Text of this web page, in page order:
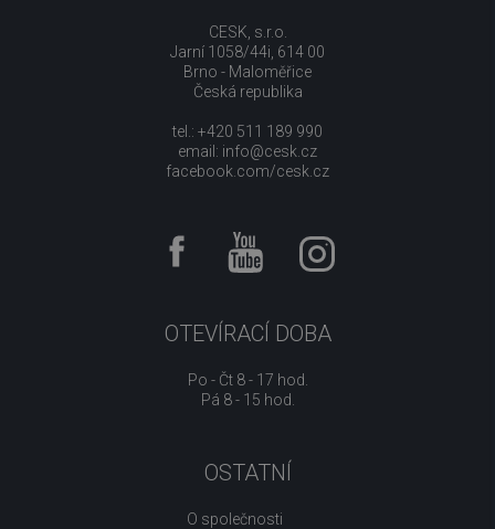
CESK, s.r.o.
Jarní 1058/44i, 614 00
Brno - Maloměřice
Česká republika
tel.: +420 511 189 990
email: info@cesk.cz
facebook.com/cesk.cz
OTEVÍRACÍ DOBA
Po - Čt 8 - 17 hod.
Pá 8 - 15 hod.
OSTATNÍ
O společnosti